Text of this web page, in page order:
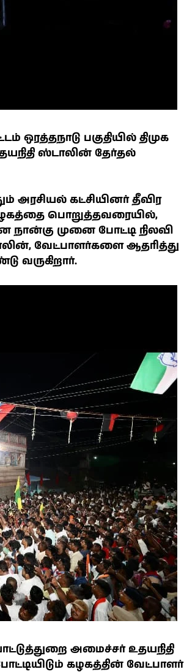
பகுதியில் திமுக
ஸ்டாலின் தேர்தல்
அரசியல் கட்சியினர் தீவிர
பொறுத்தவரையில்,
நான்கு முனை போட்டி நிலவி
வேட்பாளர்களை ஆதரித்து
வருகிறார்.
அமைச்சர் உதயநிதி
கழகத்தின் வேட்பாளர்